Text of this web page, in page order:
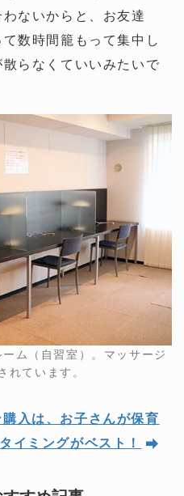
ないからと、お友達
数時間籠もって集中し
らなくていいみたいで
ム（自習室）。マッサージ
れています。
入は、お子さんが保育
イミングがベスト！